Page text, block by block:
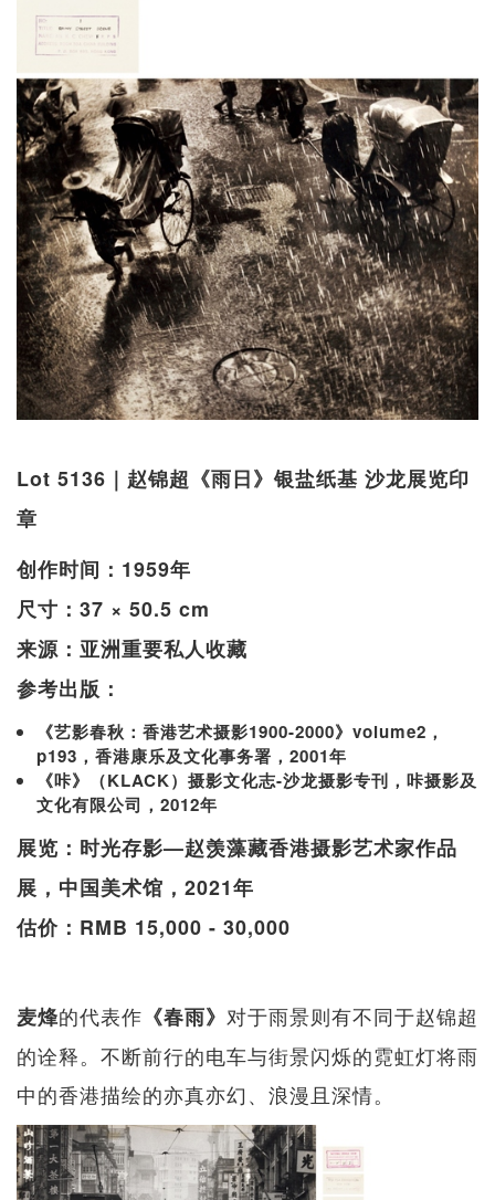
Lot 5136｜赵锦超《雨日》银盐纸基 沙龙展览印
章
创作时间：1959年
尺寸：37 × 50.5 cm
来源：亚洲重要私人收藏
参考出版：
《艺影春秋：香港艺术摄影1900-2000》volume2，
p193，香港康乐及文化事务署，2001年
《咔》（KLACK）摄影文化志-沙龙摄影专刊，咔摄影及
文化有限公司，2012年
展览：时光存影—赵羡藻藏香港摄影艺术家作品
展，中国美术馆，2021年
估价：RMB 15,000 - 30,000
麦烽的代表作 《春雨》 对于雨景则有不同于赵锦超
的诠释。不断前行的电车与街景闪烁的霓虹灯将雨
中的香港描绘的亦真亦幻、浪漫且深情。